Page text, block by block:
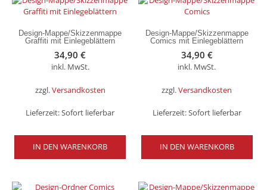
Design-Mappe/Skizzenmappe
Graffiti mit Einlegeblättern
34,90€
inkl. MwSt.
zzgl.Versandkosten
Lieferzeit:Sofort lieferbar
IN DEN WARENKORB
Design-Mappe/Skizzenmappe
Comics mit Einlegeblättern
34,90 €
inkl. MwSt.
zzgl.Versandkosten
Lieferzeit:Sofort lieferbar
IN DEN WARENKORB